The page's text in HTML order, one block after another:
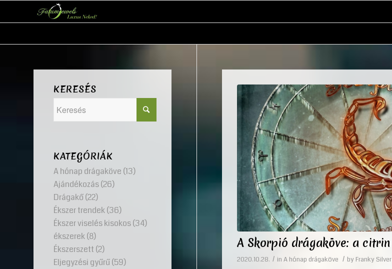
A Skorpió drágaköve: a citrin
2020.10.28. / in A hónap drágaköve / by Franky Silver
KERESÉS
KATEGÓRIÁK
A hónap drágaköve (13)
Ajándékozás(26)
Drágakő(22)
Ékszer trendek(36)
Ékszer viselés kisokos(34)
ékszerek(8)
Ékszerszett (2)
Eljegyzési gyűrű(59)